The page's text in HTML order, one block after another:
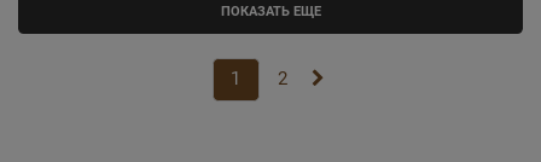
ПОКАЗАТЬ ЕЩЕ
1 2